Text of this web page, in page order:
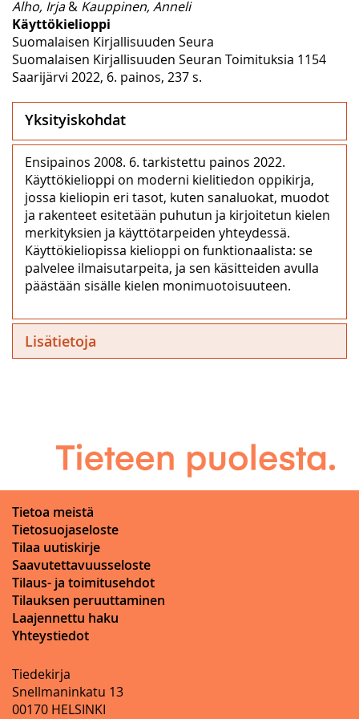
Alho, Irja& Kauppinen, Anneli
Käyttökielioppi
Suomalaisen Kirjallisuuden Seura
Suomalaisen Kirjallisuuden Seuran Toimituksia 1154
Saarijärvi 2022, 6. painos, 237 s.
Yksityiskohdat
Ensipainos 2008. 6. tarkistettu painos 2022.
Käyttökielioppi on moderni kielitiedon oppikirja,
jossa kieliopin eri tasot, kuten sanaluokat, muodot
ja rakenteet esitetään puhutun ja kirjoitetun kielen
merkityksien ja käyttötarpeiden yhteydessä.
Käyttökieliopissa kielioppi on funktionaalista: se
palvelee ilmaisutarpeita, ja sen käsitteiden avulla
päästään sisälle kielen monimuotoisuuteen.
Lisätietoja
Tietoa meistä
Tietosuojaseloste
Tilaa uutiskirje
Saavutettavuusseloste
Tilaus- ja toimitusehdot
Tilauksen peruuttaminen
Laajennettu haku
Yhteystiedot
Tiedekirja
Snellmaninkatu 13
00170 HELSINKI